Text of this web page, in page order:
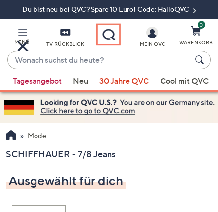
Du bist neu bei QVC? Spare 10 Euro! Code: HalloQVC
MENÜ TV-RÜCKBLICK
Wonach
suchst
du
heute?
Vorschläge
verfügbar
sind,
verwenden
Sie
Pfeiltasten
oben
und
nach
MEIN QVC
0
WARENKORB
Tagesangebot Neu 30 Jahre QVC Cool mit QVC
Mode
SCHIFFHAUER - 7/8 Jeans
Ausgewählt für dich